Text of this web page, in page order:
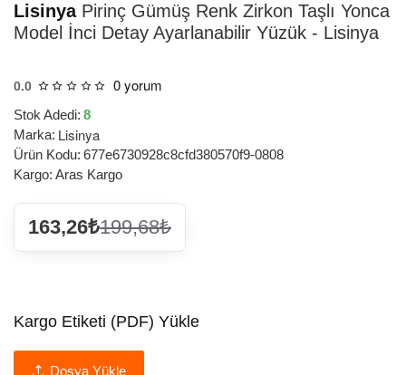
LisinyaPirinç Gümüş Renk Zirkon Taşlı Yonca
Model İnci Detay Ayarlanabilir Yüzük - Lisinya
0.0 0 yorum
Stok Adedi: 8
Marka: Lisinya
Ürün Kodu: 677e6730928c8cfd380570f9-0808
Kargo: Aras Kargo
163,26₺199,68₺
Kargo Etiketi (PDF) Yükle
Dosya Yükle